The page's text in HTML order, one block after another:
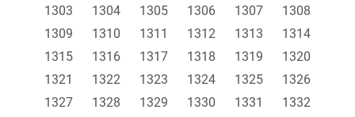
1303
1304 1305 1306 1307
1308
1309
1310 1311 1312 1313
1314
1315
1316 1317 1318 1319
1320
1321
1322 1323 1324 1325
1326
1327
1328 1329 1330 1331
1332